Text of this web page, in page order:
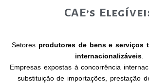
CAE’s
Setores produtores de bens e serviços
internacionalizáveis.
Empresas expostas à concorrência
substituição de importações, prestação